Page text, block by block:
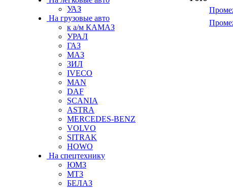
УАЗ
На грузовые авто
к а/м КАМАЗ
УРАЛ
ГАЗ
МАЗ
ЗИЛ
IVECO
MAN
DAF
SCANIA
ASTRA
MERCEDES-BENZ
VOLVO
SITRAK
HOWO
На спецтехнику
ЮМЗ
МТЗ
БЕЛАЗ